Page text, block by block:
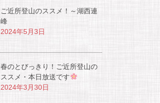
ご近所登山のススメ！～湖西連
峰
2024年5月3日
春のとびっきり！ご近所登山の
ススメ・本日放送です
2024年3月30日